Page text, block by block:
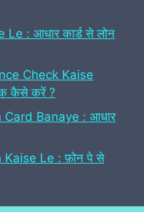
: आधार कार्ड से लोन
Check Kaise
कैसे करें ?
Banaye : आधार
Le : फ़ोन पे से